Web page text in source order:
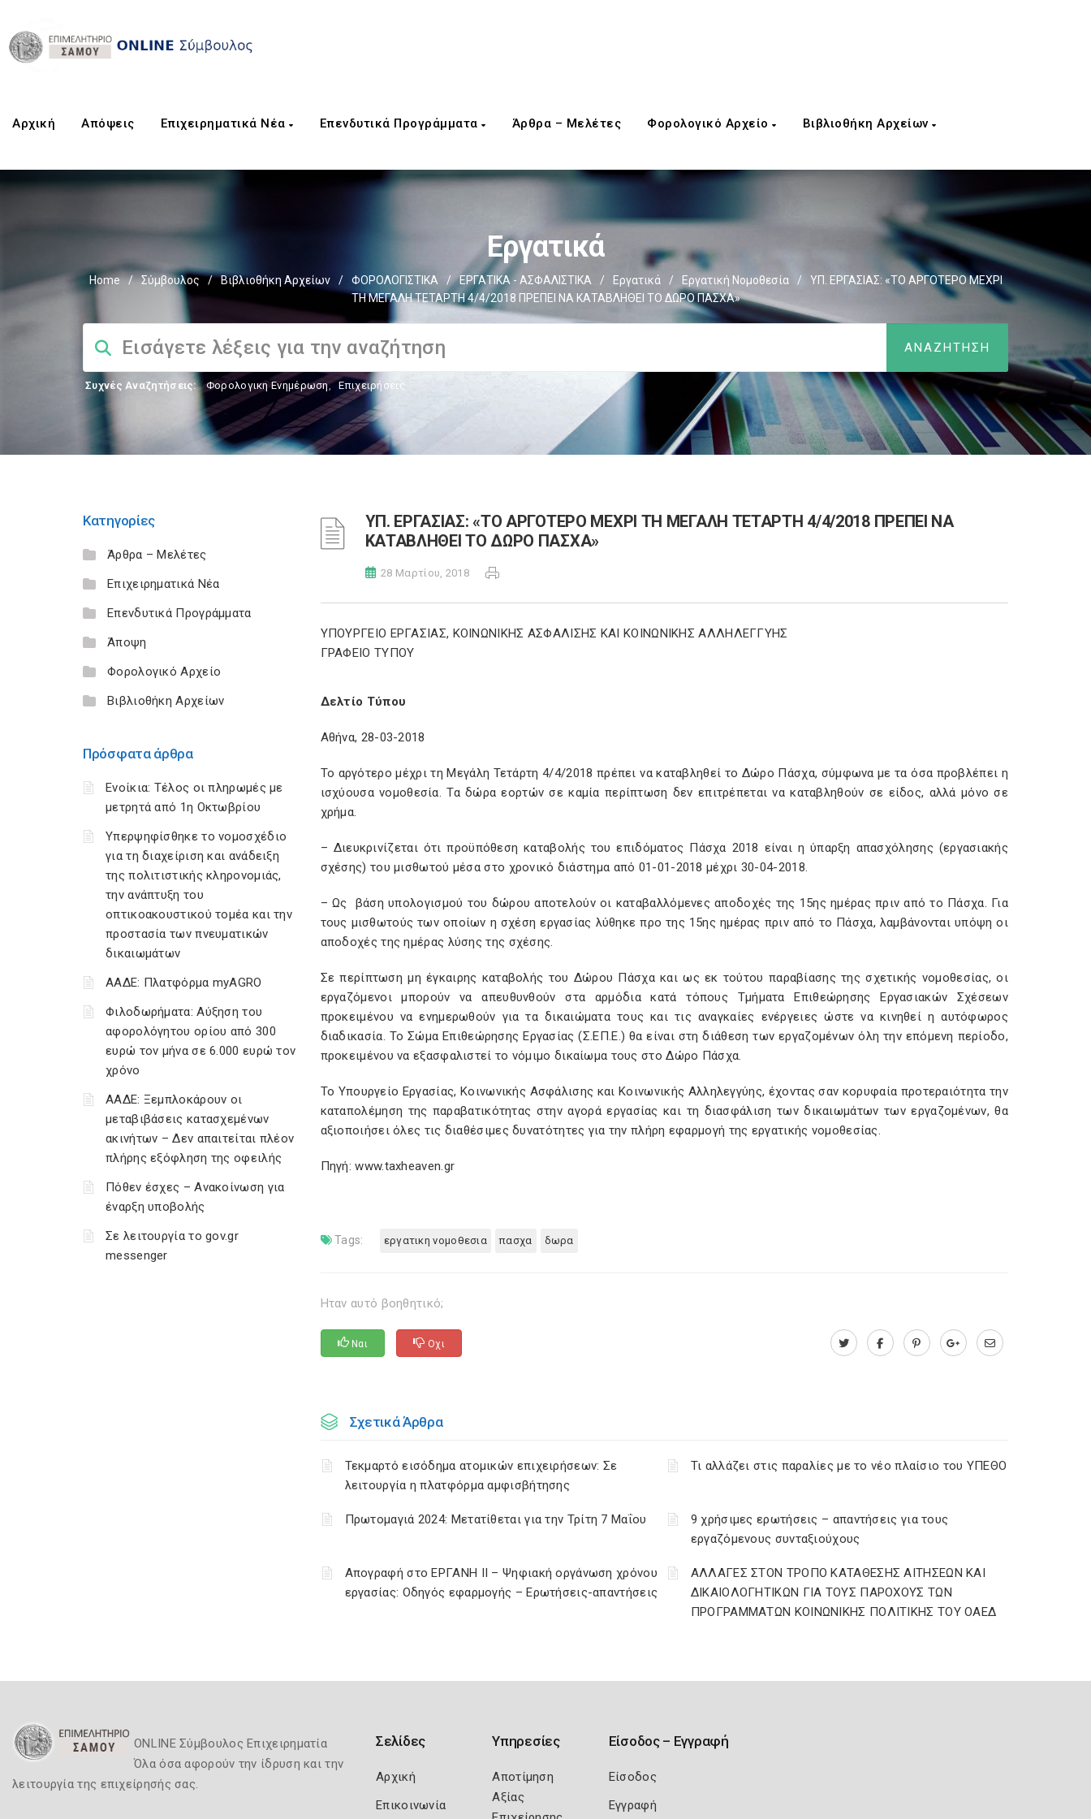
Αρχική Aπόψεις Επιχειρηματικά Νέα Επενδυτικά Προγράμματα Άρθρα – Μελέτες Φορολογικό Αρχείο Βιβλιοθήκη Αρχείων
Εργατικά
Home / Σύμβουλος / Βιβλιοθήκη Αρχείων / ΦΟΡΟΛΟΓΙΣΤΙΚΑ / ΕΡΓΑΤΙΚΑ - ΑΣΦΑΛΙΣΤΙΚΑ / Εργατικά / Εργατική Νομοθεσία /
ΥΠ. ΕΡΓΑΣΙΑΣ: «ΤΟ ΑΡΓΟΤΕΡΟ ΜΕΧΡΙ
ΤΗ ΜΕΓΑΛΗ ΤΕΤΑΡΤΗ 4/4/2018 ΠΡΕΠΕΙ ΝΑ ΚΑΤΑΒΛΗΘΕΙ ΤΟ ΔΩΡΟ ΠΑΣΧΑ»
Συχνές Αναζητήσεις: Φορολογικη Ενημέρωση, Επιχειρήσεις
Κατηγορίες
Άρθρα – Μελέτες
Επιχειρηματικά Νέα
Επενδυτικά Προγράμματα
Άποψη
Φορολογικό Αρχείο
Βιβλιοθήκη Αρχείων
Πρόσφατα άρθρα
Ενοίκια: Τέλος οι πληρωμές με
μετρητά από 1η Οκτωβρίου
Υπερψηφίσθηκε το νομοσχέδιο
για τη διαχείριση και ανάδειξη
της πολιτιστικής κληρονομιάς,
την ανάπτυξη του
οπτικοακουστικού τομέα και την
προστασία των πνευματικών
δικαιωμάτων
ΑΑΔΕ: Πλατφόρμα myAGRO
Φιλοδωρήματα: Αύξηση του
αφορολόγητου ορίου από 300
ευρώ τον μήνα σε 6.000 ευρώ τον
χρόνο
ΑΑΔΕ: Ξεμπλοκάρουν οι
μεταβιβάσεις κατασχεμένων
ακινήτων – Δεν απαιτείται πλέον
πλήρης εξόφληση της οφειλής
Πόθεν έσχες – Ανακοίνωση για
έναρξη υποβολής
Σε λειτουργία το gov.gr
messenger
ΥΠ. ΕΡΓΑΣΙΑΣ: «ΤΟ ΑΡΓΟΤΕΡΟ ΜΕΧΡΙ ΤΗ ΜΕΓΑΛΗ ΤΕΤΑΡΤΗ 4/4/2018 ΠΡΕΠΕΙ ΝΑ
ΚΑΤΑΒΛΗΘΕΙ ΤΟ ΔΩΡΟ ΠΑΣΧΑ»
28 Μαρτίου, 2018
ΥΠΟΥΡΓΕΙΟ EΡΓΑΣΙΑΣ, ΚΟΙΝΩΝΙΚΗΣ ΑΣΦΑΛΙΣΗΣ ΚΑΙ ΚΟΙΝΩΝΙΚΗΣ ΑΛΛΗΛΕΓΓΥΗΣ
ΓΡΑΦΕΙΟ ΤΥΠΟΥ
Δελτίο Τύπου
Αθήνα, 28-03-2018
Το αργότερο μέχρι τη Μεγάλη Τετάρτη 4/4/2018 πρέπει να καταβληθεί το Δώρο Πάσχα, σύμφωνα με τα όσα προβλέπει η
ισχύουσα νομοθεσία. Τα δώρα εορτών σε καμία περίπτωση δεν επιτρέπεται να καταβληθούν σε είδος, αλλά μόνο σε
χρήμα.
– Διευκρινίζεται ότι προϋπόθεση καταβολής του επιδόματος Πάσχα 2018 είναι η ύπαρξη απασχόλησης (εργασιακής
σχέσης) του μισθωτού μέσα στο χρονικό διάστημα από 01-01-2018 μέχρι 30-04-2018.
– Ως
βάση υπολογισμού του δώρου αποτελούν οι καταβαλλόμενες αποδοχές της 15ης ημέρας πριν από το Πάσχα. Για
τους μισθωτούς των οποίων η σχέση εργασίας λύθηκε προ της 15ης ημέρας πριν από το Πάσχα, λαμβάνονται υπόψη οι
αποδοχές της ημέρας λύσης της σχέσης.
Σε περίπτωση μη έγκαιρης καταβολής του Δώρου Πάσχα και ως εκ τούτου παραβίασης της σχετικής νομοθεσίας, οι
εργαζόμενοι μπορούν να απευθυνθούν στα αρμόδια κατά τόπους Τμήματα Επιθεώρησης Εργασιακών Σχέσεων
προκειμένου να ενημερωθούν για τα δικαιώματα τους και τις αναγκαίες ενέργειες ώστε να κινηθεί η αυτόφωρος
διαδικασία. Το Σώμα Επιθεώρησης Εργασίας (Σ.ΕΠ.Ε.) θα είναι στη διάθεση των εργαζομένων όλη την επόμενη περίοδο,
προκειμένου να εξασφαλιστεί το νόμιμο δικαίωμα τους στο Δώρο Πάσχα.
Το Υπουργείο Εργασίας, Κοινωνικής Ασφάλισης και Κοινωνικής Αλληλεγγύης, έχοντας σαν κορυφαία προτεραιότητα την
καταπολέμηση της παραβατικότητας στην αγορά εργασίας και τη διασφάλιση των δικαιωμάτων των εργαζομένων, θα
αξιοποιήσει όλες τις διαθέσιμες δυνατότητες για την πλήρη εφαρμογή της εργατικής νομοθεσίας.
Πηγή: www.taxheaven.gr
Tags: εργατικη νομοθεσια πασχα δωρα
Ηταν αυτό βοηθητικό;
Ναι Οχι
Σχετικά Άρθρα
Τεκμαρτό εισόδημα ατομικών επιχειρήσεων: Σε
λειτουργία η πλατφόρμα αμφισβήτησης
Τι αλλάζει στις παραλίες με το νέο πλαίσιο του ΥΠΕΘΟ
Πρωτομαγιά 2024: Μετατίθεται για την Τρίτη 7 Μαΐου
9 χρήσιμες ερωτήσεις – απαντήσεις για τους
εργαζόμενους συνταξιούχους
Απογραφή στο ΕΡΓΑΝΗ ΙΙ – Ψηφιακή οργάνωση χρόνου
εργασίας: Οδηγός εφαρμογής – Ερωτήσεις-απαντήσεις
ΑΛΛΑΓΕΣ ΣΤΟΝ ΤΡΟΠΟ ΚΑΤΑΘΕΣΗΣ ΑΙΤΗΣΕΩΝ ΚΑΙ
ΔΙΚΑΙΟΛΟΓΗΤΙΚΩΝ ΓΙΑ ΤΟΥΣ ΠΑΡΟΧΟΥΣ ΤΩΝ
ΠΡΟΓΡΑΜΜΑΤΩΝ ΚΟΙΝΩΝΙΚΗΣ ΠΟΛΙΤΙΚΗΣ ΤΟΥ ΟΑΕΔ
ONLINE Σύμβουλος Επιχειρηματία
Όλα όσα αφορούν την ίδρυση και την
λειτουργία της επιχείρησής σας.
Σελίδες
Αρχική
Επικοινωνία
Υπηρεσίες
Αποτίμηση
Αξίας
Είσοδος – Εγγραφή
Είσοδος
Εγγραφή